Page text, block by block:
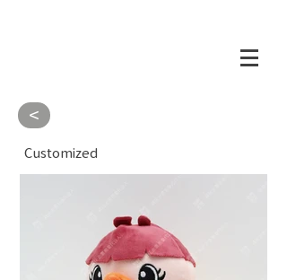
<
Customized